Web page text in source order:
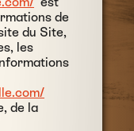
de
du Site,
les
de la